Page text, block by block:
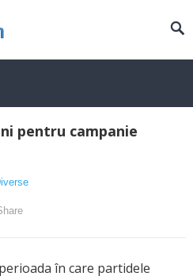
pentru campanie
în care partidele